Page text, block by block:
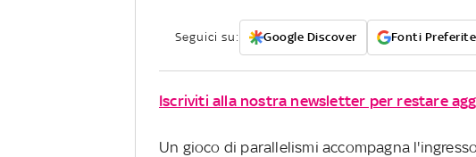
Seguici su: Google Discover Fonti Preferite
Iscriviti alla nostra newsletter per restare
Un gioco di parallelismi accompagna